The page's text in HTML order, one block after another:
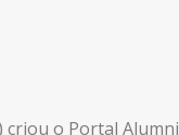
criou o Portal